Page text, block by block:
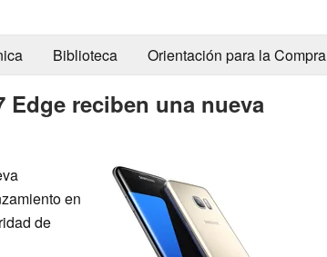
Biblioteca Orientación para la Compra
Edge reciben una nueva
en
de